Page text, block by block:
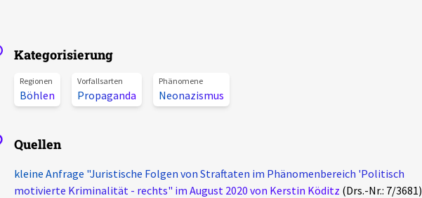
Kategorisierung
Regionen
Böhlen
Vorfallsarten
Propaganda
Phänomene
Neonazismus
Quellen
kleine Anfrage "Juristische Folgen von Straftaten im Phänomenbereich 'Politisch
motivierte Kriminalität - rechts" im August 2020 von Kerstin Köditz (Drs.-Nr.: 7/3681)